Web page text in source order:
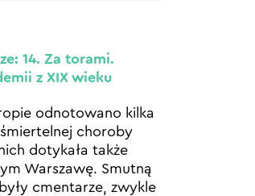
14. Za torami.
z XIX wieku
odnotowano kilka
choroby
dotykała także
Warszawę. Smutną
cmentarze, zwykle